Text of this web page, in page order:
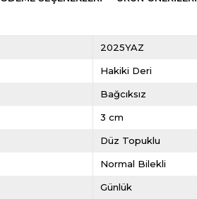
2025YAZ
Hakiki Deri
Bağcıksız
3 cm
Düz Topuklu
Normal Bilekli
Günlük